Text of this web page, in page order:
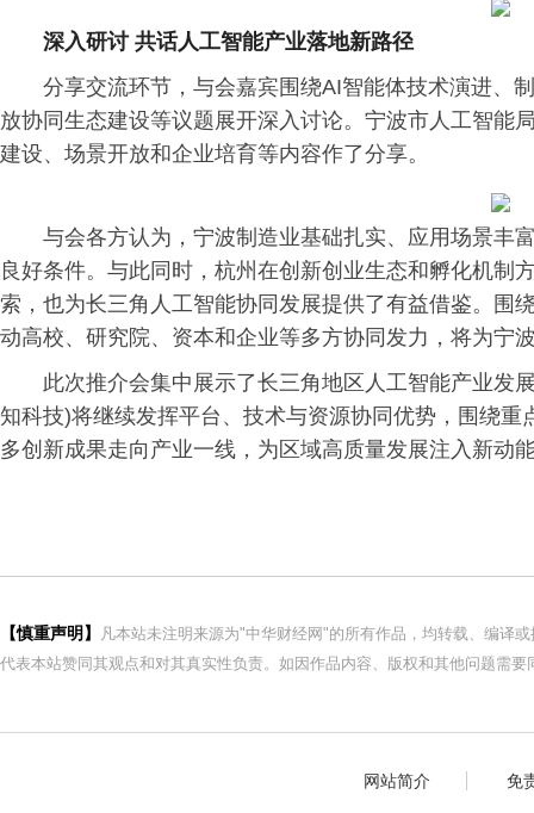
深入研讨 共话人工智能产业落地新路径
分享交流环节，与会嘉宾围绕AI智能体技术演进、
放协同生态建设等议题展开深入讨论。宁波市人工智能
建设、场景开放和企业培育等内容作了分享。
与会各方认为，宁波制造业基础扎实、应用场景丰
良好条件。与此同时，杭州在创新创业生态和孵化机制
索，也为长三角人工智能协同发展提供了有益借鉴。围
动高校、研究院、资本和企业等多方协同发力，将为宁
此次推介会集中展示了长三角地区人工智能产业发
知科技)将继续发挥平台、技术与资源协同优势，围绕
多创新成果走向产业一线，为区域高质量发展注入新动
【慎重声明】
凡本站未注明来源为"中华财经网"的所有作品，均转载、编译
代表本站赞同其观点和对其真实性负责。如因作品内容、版权和其他问题需
网站简介 免